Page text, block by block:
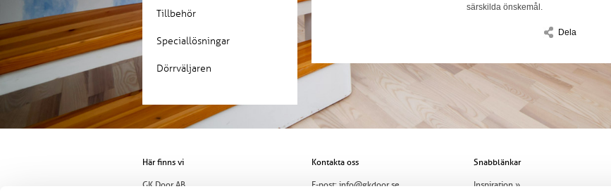
Tillbehör
Speciallösningar
Dörrväljaren
särskilda önskemål.
Dela
Här finns vi
GK Door AB
Kontakta oss
E-post:info@gkdoor.se
Snabblänkar
Inspiration »